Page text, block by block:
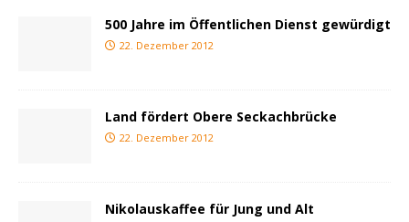
500 Jahre im Öffentlichen Dienst gewürdigt
22. Dezember 2012
Land fördert Obere Seckachbrücke
22. Dezember 2012
Nikolauskaffee für Jung und Alt